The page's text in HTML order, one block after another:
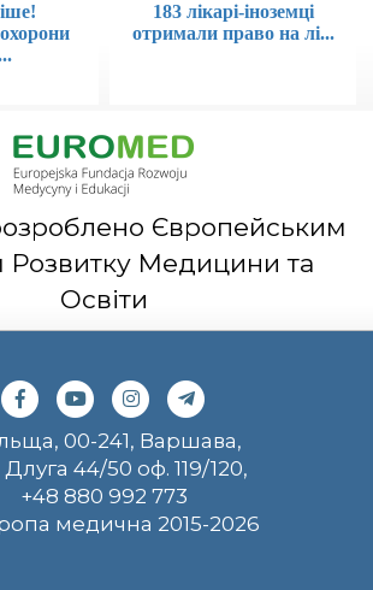
183 лікарі-іноземці
отримали право на лі...
Європейським
Медицини та
Освіти
00-241, Варшава,
Длуга 44/50 оф. 119/120,
+48 880 992 773
медична 2015-2026